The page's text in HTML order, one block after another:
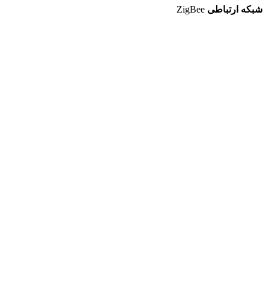
شبکه ارتباطی ZigBee